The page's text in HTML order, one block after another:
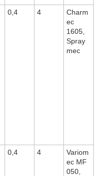
0,4 4
Charm
ec
1605,
Spray
mec
0,4 4
Variom
ec MF
050,